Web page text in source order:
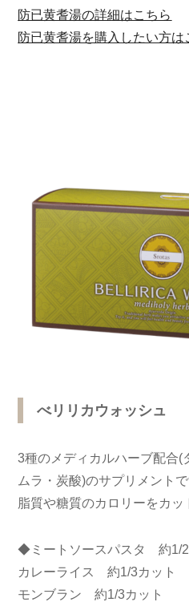
防已黄耆湯の詳細はこちら
防已黄耆湯を購入したい方は
べリリカウォッシュ
3種のメディカルハーブ配合(
ムラ・炭酸)のサプリメントで
脂質や糖質のカロリーをカッ
◆ミートソースパスタ 約1/2
カレーライス 約1/3カット
モンブラン 約1/3カット